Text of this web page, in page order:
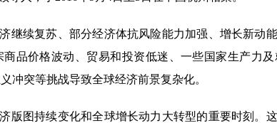
续复苏、部分经济体抗风险能力加强、增长新动能
品价格波动、贸易和投资低迷、一些国家生产力
冲突等挑战导致全球经济前景复杂化。
图持续变化和全球增长动力大转型的重要时刻。